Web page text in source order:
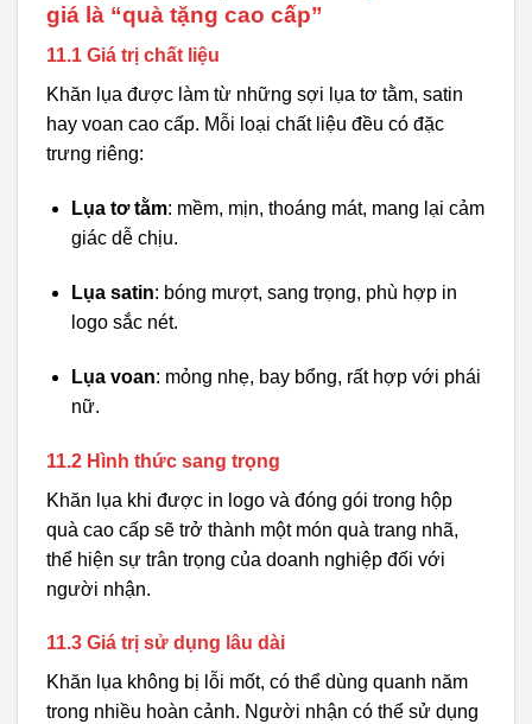
giá là “quà tặng cao cấp”
11.1 Giá trị chất liệu
Khăn lụa được làm từ những sợi lụa tơ tằm, satin
hay voan cao cấp. Mỗi loại chất liệu đều có đặc
trưng riêng:
Lụa tơ tằm: mềm, mịn, thoáng mát, mang lại cảm
giác dễ chịu.
Lụa satin: bóng mượt, sang trọng, phù hợp in
logo sắc nét.
Lụa voan: mỏng nhẹ, bay bổng, rất hợp với phái
nữ.
11.2 Hình thức sang trọng
Khăn lụa khi được in logo và đóng gói trong hộp
quà cao cấp sẽ trở thành một món quà trang nhã,
thể hiện sự trân trọng của doanh nghiệp đối với
người nhận.
11.3 Giá trị sử dụng lâu dài
Khăn lụa không bị lỗi mốt, có thể dùng quanh năm
trong nhiều hoàn cảnh. Người nhận có thể sử dụng